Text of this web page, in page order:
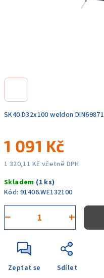
SK40 D32x100 weldon DIN69871
1 091 Kč
1 320,11 Kč včetně DPH
cena:
Skladem (1 ks)
Kód: 91406.WE132100
+
−
Zeptat se Sdílet